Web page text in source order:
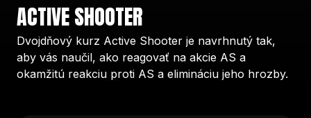
ACTIVE SHOOTER
Dvojdňový kurz Active Shooter je navrhnutý tak,
aby vás naučil, ako reagovať na akcie AS a
okamžitú reakciu proti AS a elimináciu jeho hrozby.